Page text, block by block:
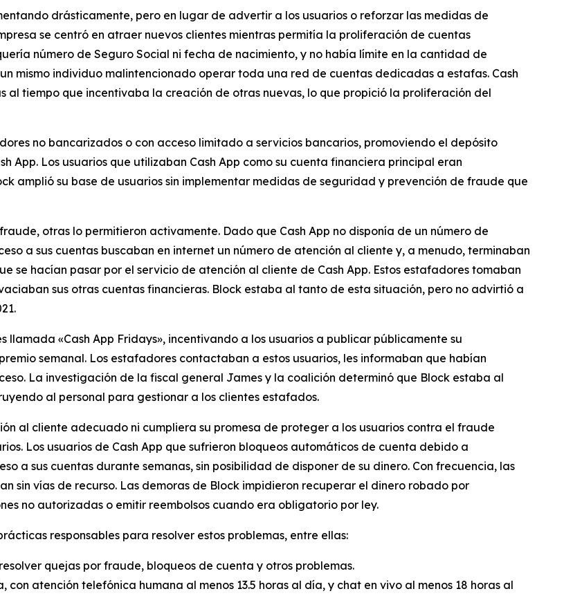
drásticamente, pero en lugar de advertir a los usuarios o reforzar las medidas de
se centró en atraer nuevos clientes mientras permitía la proliferación de cuentas
número de Seguro Social ni fecha de nacimiento, y no había límite en la cantidad de
mismo individuo malintencionado operar toda una red de cuentas dedicadas a estafas. Cash
al tiempo que incentivaba la creación de otras nuevas, lo que propició la proliferación del
no bancarizados o con acceso limitado a servicios bancarios, promoviendo el depósito
App. Los usuarios que utilizaban Cash App como su cuenta financiera principal eran
amplió su base de usuarios sin implementar medidas de seguridad y prevención de fraude que
otras lo permitieron activamente. Dado que Cash App no ​​disponía de un número de
a sus cuentas buscaban en internet un número de atención al cliente y, a menudo, terminaban
se hacían pasar por el servicio de atención al cliente de Cash App. Estos estafadores tomaban
sus otras cuentas financieras. Block estaba al tanto de esta situación, pero no advirtió a
llamada «Cash App Fridays», incentivando a los usuarios a publicar públicamente su
semanal. Los estafadores contactaban a estos usuarios, les informaban que habían
La investigación de la fiscal general James y la coalición determinó que Block estaba al
al personal para gestionar a los clientes estafados.
al cliente adecuado ni cumpliera su promesa de proteger a los usuarios contra el fraude
Los usuarios de Cash App que sufrieron bloqueos automáticos de cuenta debido a
a sus cuentas durante semanas, sin posibilidad de disponer de su dinero. Con frecuencia, las
sin vías de recurso. Las demoras de Block impidieron recuperar el dinero robado por
no autorizadas o emitir reembolsos cuando era obligatorio por ley.
responsables para resolver estos problemas, entre ellas:
quejas por fraude, bloqueos de cuenta y otros problemas.
atención telefónica humana al menos 13.5 horas al día, y chat en vivo al menos 18 horas al